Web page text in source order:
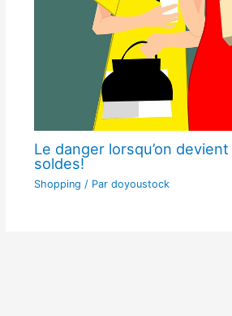
Le danger lorsqu’on
soldes!
Shopping / Par doyoustock